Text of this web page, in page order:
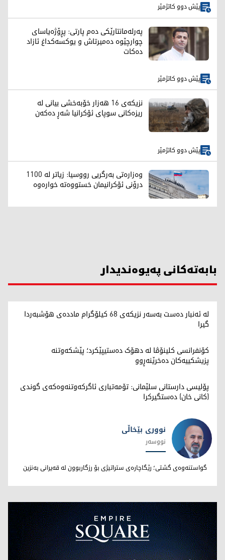
پێش دوو کاتژمێر
پەرلەمانتارێکی دەم پارتی: پڕۆژەیاسای
چوارچێوە دەمیرتاش و یوکسەکداغ ئازاد
دەکات
پێش دوو کاتژمێر
نزیکەی 16 هەزار خۆبەخشی بیانی لە
ریزەکانی سوپای ئۆکرانیا شەڕ دەکەن
پێش دوو کاتژمێر
وەزارەتی بەرگریی رووسیا: زیاتر لە 1100
درۆنی ئۆکرانیمان خستووەتە خوارەوە
بابەتەکانی پەیوەندیدار
لە ئەنبار دەست بەسەر نزیکەی 68 کیلۆگرام ماددەی هۆشبەردا
گیرا
کۆنفرانسی کلینۆڤا لە دهۆک دەستیپێکرد؛ پێشکەوتنە
پزیشکییەکان دەخرێنەڕوو
پۆلیسی دارستانی سلێمانی: تۆمەتباری ئاگرکەوتنەوەکەی گوندی
(کانی خان) دەستگیرکرا
نووری بێخاڵی
نووری بێخاڵی
نووسەر
گواستنەوەی گشتی؛ رێگاچارەی ستراتیژی بۆ رزگاربوون لە قەیرانی بەنزین